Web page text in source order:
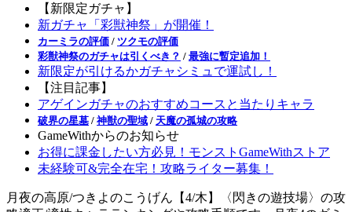
【新限定ガチャ】
新ガチャ「彩獣神祭」が開催！
カーミラの評価 / ツクモの評価
彩獣神祭のガチャは引くべき？ / 最強に暫定追加！
新限定が引けるかガチャシミュで運試し！
【注目記事】
アゲインガチャのおすすめコースと当たりキャラ
破界の星墓 / 神獣の聖域 / 天魔の孤城の攻略
GameWithからのお知らせ
お得に課金したい方必見！モンストGameWithストア
未経験可&完全在宅！攻略ライター募集！
月夜の高原/つきよのこうげん【4/木】〈閃きの遊技場〉の攻